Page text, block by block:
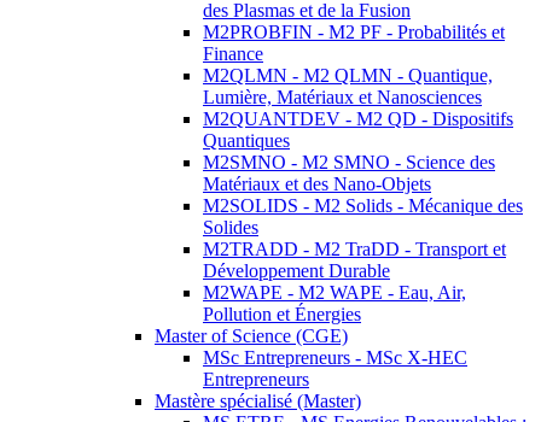
des Plasmas et de la Fusion
M2PROBFIN - M2 PF - Probabilités et
Finance
M2QLMN - M2 QLMN - Quantique,
Lumière, Matériaux et Nanosciences
M2QUANTDEV - M2 QD - Dispositifs
Quantiques
M2SMNO - M2 SMNO - Science des
Matériaux et des Nano-Objets
M2SOLIDS - M2 Solids - Mécanique des
Solides
M2TRADD - M2 TraDD - Transport et
Développement Durable
M2WAPE - M2 WAPE - Eau, Air,
Pollution et Énergies
Master of Science (CGE)
MSc Entrepreneurs - MSc X-HEC
Entrepreneurs
Mastère spécialisé (Master)